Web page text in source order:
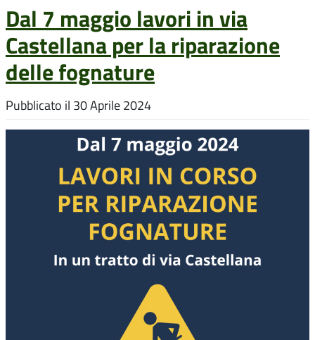
Dal 7 maggio lavori in via
Castellana per la riparazione
delle fognature
Pubblicato il 30 Aprile 2024